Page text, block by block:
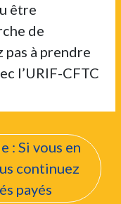
être
de
pas à prendre
l’URIF-CFTC
: Si vous en
continuez
payés